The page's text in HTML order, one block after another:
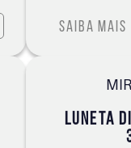
Saiba mais
LUNETA